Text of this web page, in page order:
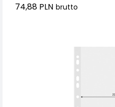
74,88 PLN brutto